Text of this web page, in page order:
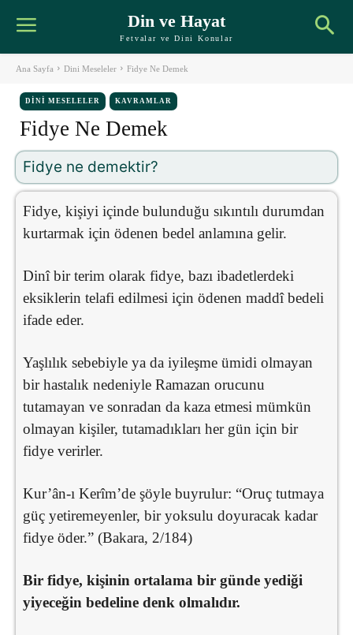
Din ve Hayat
Fetvalar ve Dini Konular
Ana Sayfa Dini Meseleler Fidye Ne Demek
DINI MESELELER KAVRAMLAR
Fidye Ne Demek
Fidye ne demektir?
Fidye, kişiyi içinde bulunduğu sıkıntılı durumdan
kurtarmak için ödenen bedel anlamına gelir.
Dinî bir terim olarak fidye, bazı ibadetlerdeki
eksiklerin telafi edilmesi için ödenen maddî bedeli
ifade eder.
Yaşlılık sebebiyle ya da iyileşme ümidi olmayan
bir hastalık nedeniyle Ramazan orucunu
tutamayan ve sonradan da kaza etmesi mümkün
olmayan kişiler, tutamadıkları her gün için bir
fidye verirler.
Kur’ân-ı Kerîm’de şöyle buyrulur: “Oruç tutmaya
güç yetiremeyenler, bir yoksulu doyuracak kadar
fidye öder.” (Bakara, 2/184)
Bir fidye, kişinin ortalama bir günde yediği
yiyeceğin bedeline denk olmalıdır.